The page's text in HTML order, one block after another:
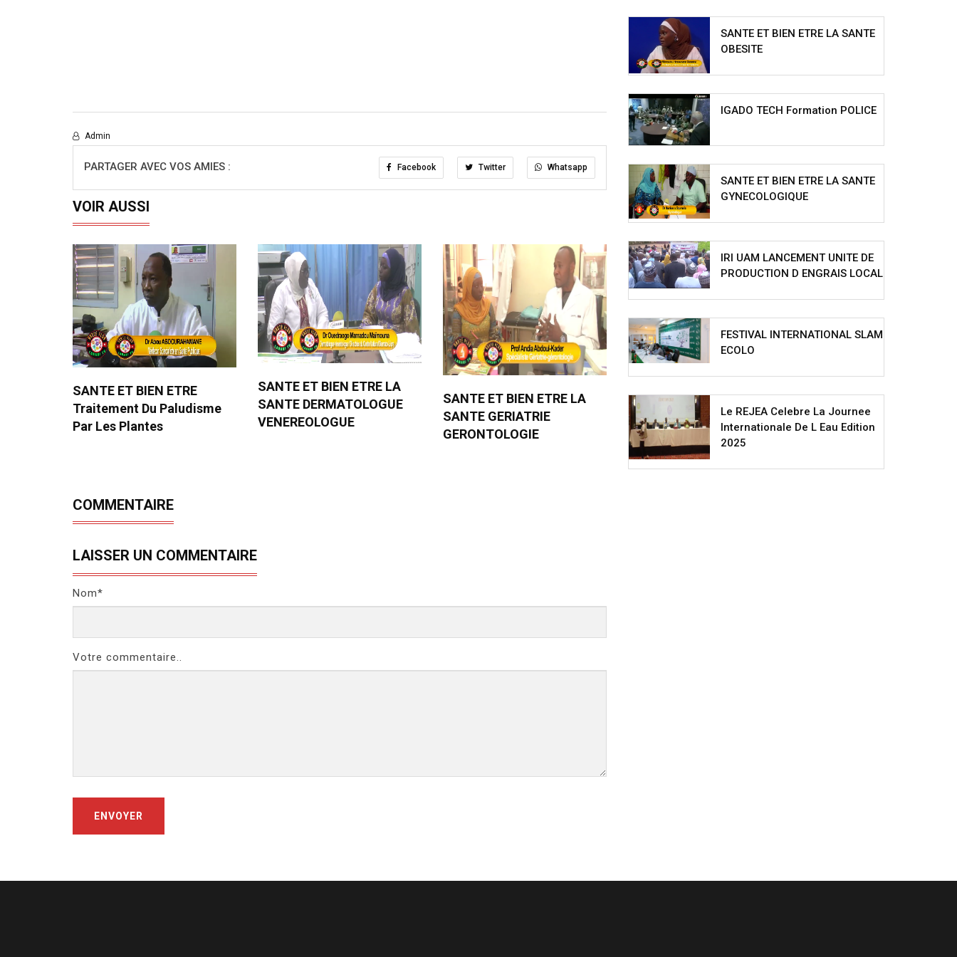
Admin
PARTAGER AVEC VOS AMIES : Facebook Twitter Whatsapp
VOIR AUSSI
SANTE ET BIEN ETRE
Traitement Du Paludisme
Par Les Plantes
SANTE ET BIEN ETRE LA
SANTE DERMATOLOGUE
VENEREOLOGUE
SANTE ET BIEN ETRE LA
SANTE GERIATRIE
GERONTOLOGIE
COMMENTAIRE
LAISSER UN COMMENTAIRE
Nom*
Votre commentaire..
ENVOYER
SANTE ET BIEN ETRE LA SANTE
OBESITE
IGADO TECH Formation POLICE
SANTE ET BIEN ETRE LA SANTE
GYNECOLOGIQUE
IRI UAM LANCEMENT UNITE DE
PRODUCTION D ENGRAIS LOCAL
FESTIVAL INTERNATIONAL SLAM
ECOLO
Le REJEA Celebre La Journee
Internationale De L Eau Edition
2025